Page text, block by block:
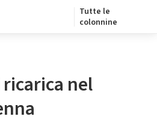
Tutte le
colonnine
nel